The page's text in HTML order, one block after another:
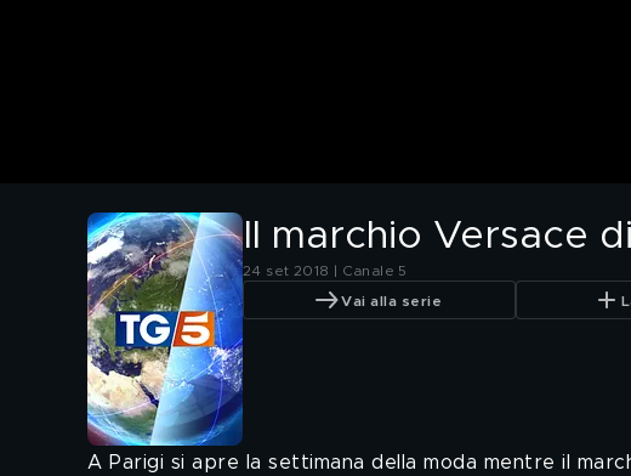
Il marchio Versace
24 set 2018 | Canale 5
Vai alla serie
A Parigi si apre la settimana della moda mentre il